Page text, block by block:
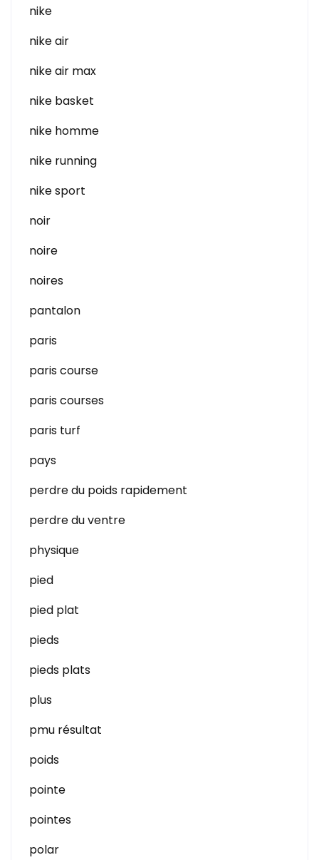
nike
nike air
nike air max
nike basket
nike homme
nike running
nike sport
noir
noire
noires
pantalon
paris
paris course
paris courses
paris turf
pays
perdre du poids rapidement
perdre du ventre
physique
pied
pied plat
pieds
pieds plats
plus
pmu résultat
poids
pointe
pointes
polar